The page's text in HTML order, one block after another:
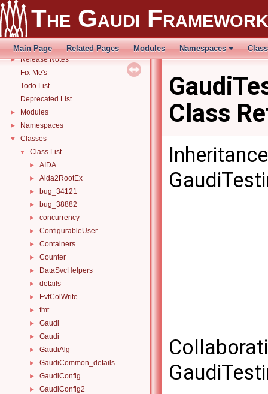
The Gaudi Framework
Main Page Related Pages Modules Namespaces
► Gaudi Manual
► THistSvc
► How to build and use Gaudi with CMake
Related external libraries
► Release Notes
Fix-Me's
Todo List
Deprecated List
► Modules
► Namespaces
▼ Classes
▼ Class List
► AIDA
► Aida2RootEx
► bug_34121
► bug_38882
► concurrency
► ConfigurableUser
► Containers
► Counter
► DataSvcHelpers
► details
► EvtColWrite
► fmt
► Gaudi
► Gaudi
► GaudiAlg
► GaudiCommon_details
► GaudiConfig
► GaudiConfig2
Class